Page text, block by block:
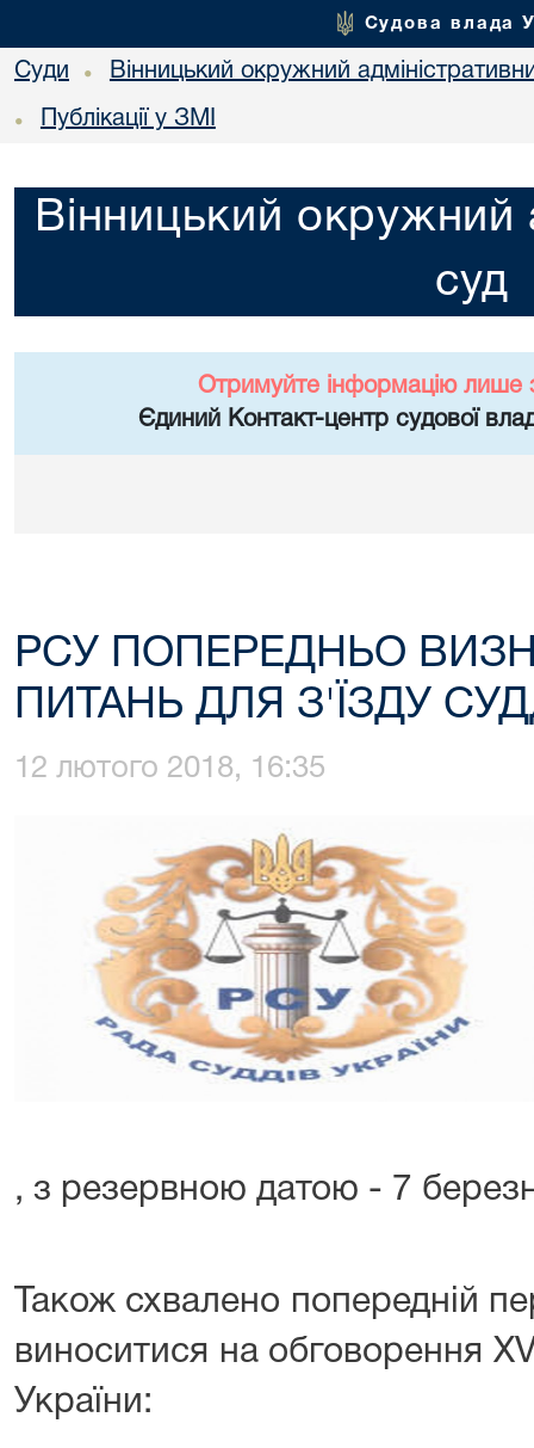
Судова влада
Суди • Вінницький окружний
• Публікації у ЗМІ
Вінницький окружний
суд
Отримуйте інформацію лише
Єдиний Контакт-центр судової
РСУ ПОПЕРЕДНЬО
ПИТАНЬ ДЛЯ З'ЇЗДУ
12 лютого 2018, 16:35
, з резервною датою - 7
Також схвалено попередній
виноситися на обговорення XV
України: